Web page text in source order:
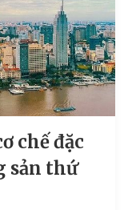
chế đặc
sản thứ